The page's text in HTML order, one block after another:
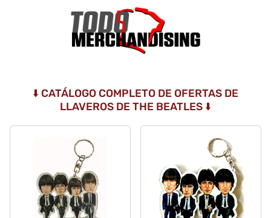
⬇️ CATÁLOGO COMPLETO DE OFERTAS DE
LLAVEROS DE THE BEATLES ⬇️